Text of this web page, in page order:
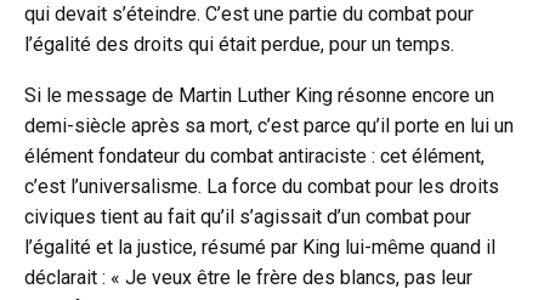
qui devait s’éteindre. C’est une partie du combat pour
l’égalité des droits qui était perdue, pour un temps.
Si le message de Martin Luther King résonne encore un
demi-siècle après sa mort, c’est parce qu’il porte en lui un
élément fondateur du combat antiraciste : cet élément,
c’est l’universalisme. La force du combat pour les droits
civiques tient au fait qu’il s’agissait d’un combat pour
l’égalité et la justice, résumé par King lui-même quand il
déclarait : « Je veux être le frère des blancs, pas leur